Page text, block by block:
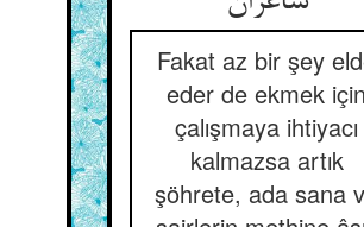
Fakat az bir şey
eder de ekmek için
çalışmaya ihtiyacı
kalmazsa artık
şöhrete, ada sana